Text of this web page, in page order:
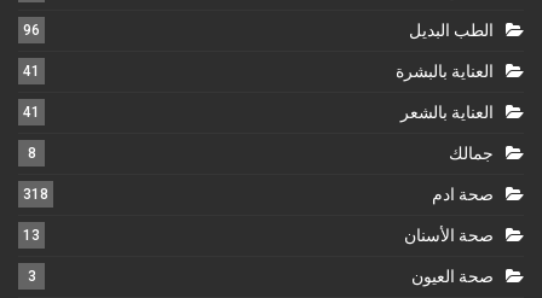
الطب البديل 96
العناية بالبشرة 41
العناية بالشعر 41
جمالك 8
صحة ادم 318
صحة الأسنان 13
صحة العيون 3